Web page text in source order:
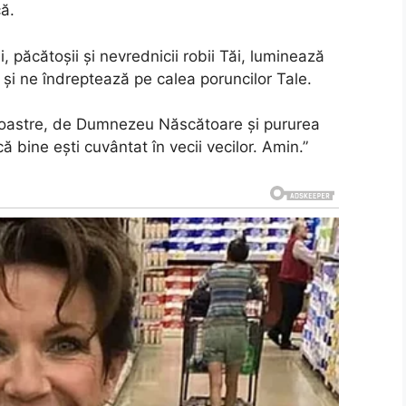
păcătoșii și nevrednicii robii Tăi, luminează
ne îndreptează pe calea poruncilor Tale.
de Dumnezeu Născătoare și pururea
bine ești cuvântat în vecii vecilor. Amin.”